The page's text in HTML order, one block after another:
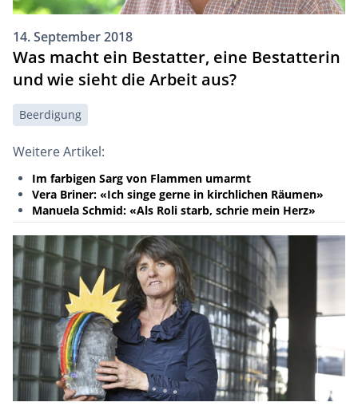
14. September 2018
Was macht ein Bestatter, eine Bestatterin
und wie sieht die Arbeit aus?
Beerdigung
Weitere Artikel:
Im farbigen Sarg von Flammen umarmt
Vera Briner: «Ich singe gerne in kirchlichen Räumen»
Manuela Schmid: «Als Roli starb, schrie mein Herz»